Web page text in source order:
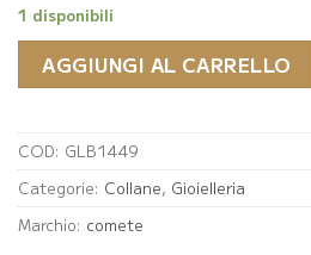
1 disponibili
AGGIUNGI AL CARRELLO
COD: GLB1449
Categorie: Collane, Gioielleria
Marchio: comete